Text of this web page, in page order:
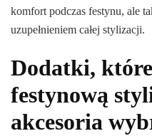
komfort podczas festynu, ale
uzupełnieniem całej stylizacji.
Dodatki,
festynową
akcesoria